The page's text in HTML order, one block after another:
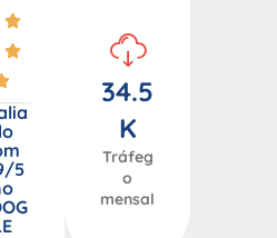
5
34.5
K
Tráfeg
o
mensal